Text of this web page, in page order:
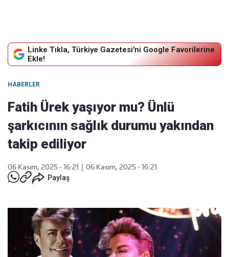
Linke Tıkla, Türkiye Gazetesi'ni Google Favorilerine
Ekle!
HABERLER
Fatih Ürek yaşıyor mu? Ünlü
şarkıcının sağlık durumu yakından
takip ediliyor
06 Kasım, 2025 - 16:21
06 Kasım, 2025 - 16:21
Paylaş